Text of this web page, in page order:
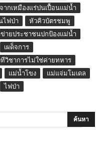
ากเหมืองแร่ปนเปื้อนแม่น้ำ
ไฟป่า
หัวคิวบัตรชมพู
ข่ายประชาชนปกป้องแม่น้ำ
เผด็จการ
ทีวิชาการไม่ใช่ค่ายทหาร
แม่น้ำโขง
แม่แจ่มโมเดล
ไฟป่า